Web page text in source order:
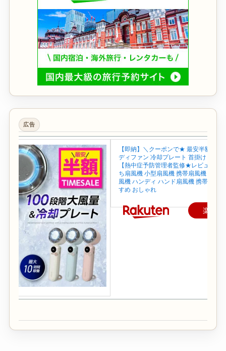
広告
【即納】＼クーポンで★ 最安半額~／
ディファン 冷却プレート 首掛け 首か
【熱中症予防管理者監修★レビュー特
ち扇風機 小型扇風機 携帯扇風機 ネッ
風機 ハンディ ハンド扇風機 携帯 せん
すめ おしゃれ
楽天で